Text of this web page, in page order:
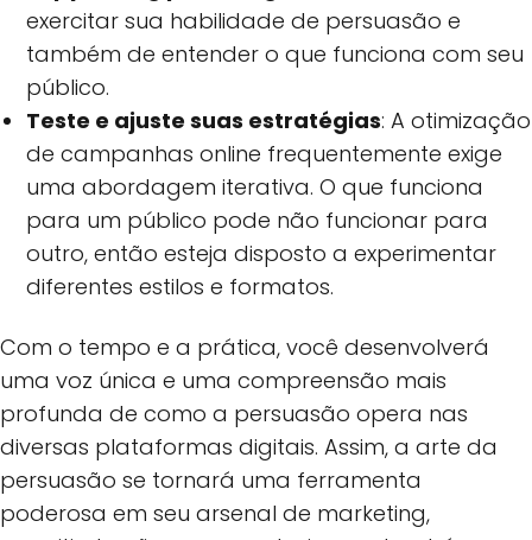
exercitar sua habilidade de persuasão e
também de entender o que funciona com seu
público.
Teste e ajuste suas estratégias: A otimização
de campanhas online frequentemente exige
uma abordagem iterativa. O que funciona
para um público pode não funcionar para
outro, então esteja disposto a experimentar
diferentes estilos e formatos.
Com o tempo e a prática, você desenvolverá
uma voz única e uma compreensão mais
profunda de como a persuasão opera nas
diversas plataformas digitais. Assim, a arte da
persuasão se tornará uma ferramenta
poderosa em seu arsenal de marketing,